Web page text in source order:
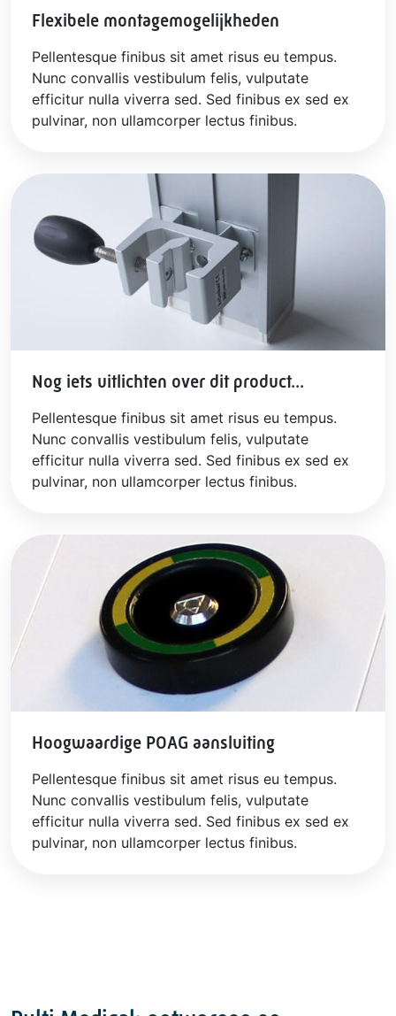
Flexibele montagemogelijkheden
Pellentesque finibus sit amet risus eu tempus.
Nunc convallis vestibulum felis, vulputate
efficitur nulla viverra sed. Sed finibus ex sed ex
pulvinar, non ullamcorper lectus finibus.
Nog iets uitlichten over dit product...
Pellentesque finibus sit amet risus eu tempus.
Nunc convallis vestibulum felis, vulputate
efficitur nulla viverra sed. Sed finibus ex sed ex
pulvinar, non ullamcorper lectus finibus.
Hoogwaardige POAG aansluiting
Pellentesque finibus sit amet risus eu tempus.
Nunc convallis vestibulum felis, vulputate
efficitur nulla viverra sed. Sed finibus ex sed ex
pulvinar, non ullamcorper lectus finibus.